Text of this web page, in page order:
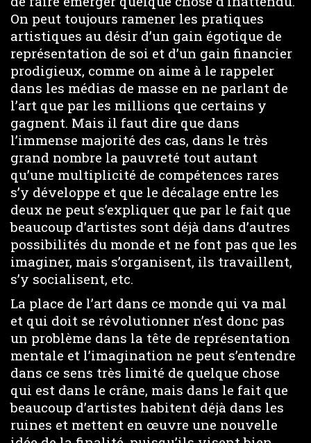
On peut toujours ramener les pratiques
artistiques au désir d’un gain égotique de
représentation de soi et d’un gain financier
prodigieux, comme on aime à le rappeler
dans les médias de masse en ne parlant de
l’art que par les millions que certains y
gagnent. Mais il faut dire que dans
l’immense majorité des cas, dans le très
grand nombre la pauvreté tout autant
qu’une multiplicité de compétences rares
s’y développe et que le décalage entre les
deux ne peut s’expliquer que par le fait que
beaucoup d’artistes sont déjà dans d’autres
possibilités du monde et ne font pas que les
imaginer, mais s’organisent, ils travaillent,
s’y socialisent, etc.
La place de l’art dans ce monde qui va mal
et qui doit se révolutionner n’est donc pas
un problème dans la tête de représentation
mentale et l’imagination ne peut s’entendre
dans ce sens très limité de quelque chose
qui est dans le crâne, mais dans le fait que
beaucoup d’artistes habitent déjà dans les
ruines et mettent en œuvre une nouvelle